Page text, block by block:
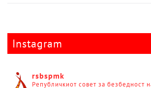
Instagram
rsbspmk
Републичкиот совет за безбедност